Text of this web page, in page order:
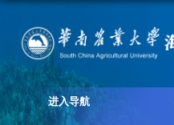
进入导航